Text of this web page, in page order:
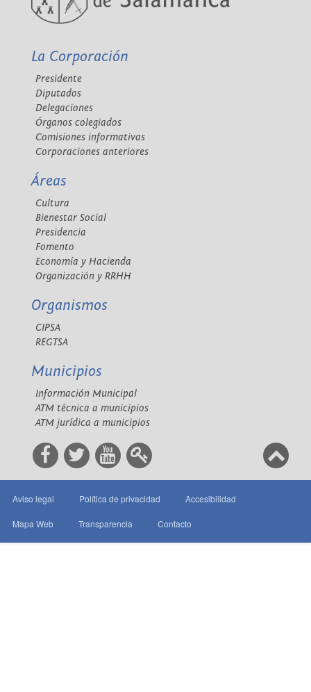
La Corporación
Presidente
Diputados
Delegaciones
Órganos colegiados
Comisiones informativas
Corporaciones anteriores
Áreas
Cultura
Bienestar Social
Presidencia
Fomento
Economía y Hacienda
Organización y RRHH
Organismos
CIPSA
REGTSA
Municipios
Información Municipal
ATM técnica a municipios
ATM jurídica a municipios
Aviso legal Política de privacidad Accesibilidad
Mapa Web Transparencia Contacto